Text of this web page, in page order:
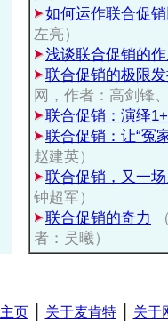
如何运作联合促
左亮）
浅谈联合促销的
联合促销的极限
网，作者：高剑锋
联合促销：演绎
联合促销：让“冤
赵建英）
联合促销，又一
钟超军）
联合促销的奇力
者：吴曦）
主页│ 关于麦肯特│ 关于